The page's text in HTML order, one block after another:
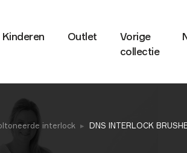
Kinderen Outlet
Vorige
collectie
interlock DNS INTERLOCK